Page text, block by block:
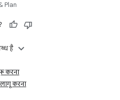
Plan
है
करना
करना